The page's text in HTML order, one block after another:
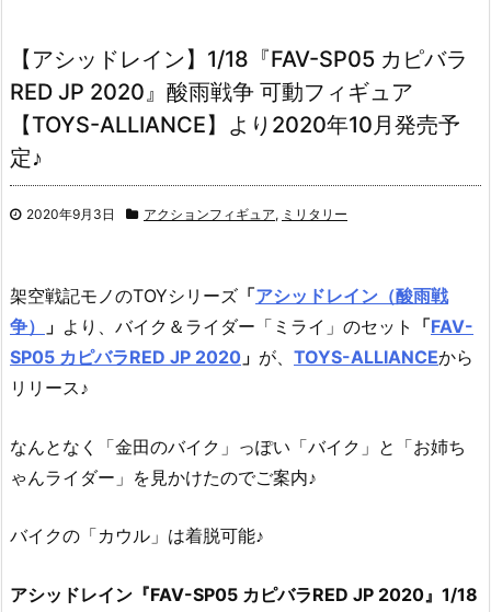
【アシッドレイン】1/18『FAV-SP05 カピバラ
RED JP 2020』酸雨戦争 可動フィギュア
【TOYS-ALLIANCE】より2020年10月発売予
定♪
2020年9月3日 アクションフィギュア, ミリタリー
架空戦記モノのTOYシリーズ 「アシッドレイン（酸雨戦
争）
」 より、 バイク＆ライダー「ミライ」のセット 「FAV-
SP05 カピバラRED JP 2020 」 が、 TOYS-ALLIANCEから
リリース♪
なんとなく「金田のバイク」っぽい「バイク」と「お姉ち
ゃんライダー」を見かけたのでご案内♪
バイクの「カウル」は着脱可能♪
アシッドレイン『FAV-SP05 カピバラRED JP 2020』1/18